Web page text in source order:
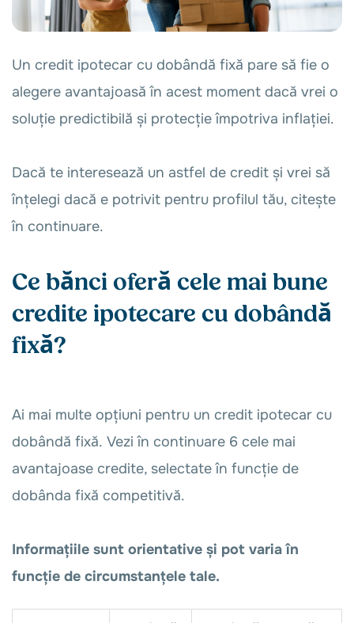
Un credit ipotecar cu dobândă fixă pare să fie o
alegere avantajoasă în acest moment dacă vrei o
soluție predictibilă și protecție împotriva inflației.
Dacă te interesează un astfel de credit și vrei să
înțelegi dacă e potrivit pentru profilul tău, citește
în continuare.
Ce bănci oferă cele mai bune
credite ipotecare cu dobândă
fixă?
Ai mai multe opțiuni pentru un credit ipotecar cu
dobândă fixă. Vezi în continuare 6 cele mai
avantajoase credite, selectate în funcție de
dobânda fixă competitivă.
Informațiile sunt orientative și pot varia în
funcție de circumstanțele tale.